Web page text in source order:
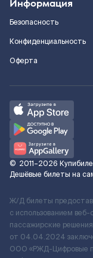
Информация
Безопасность
Конфиденциальность
Оферта
© 2011–2026
Дешёвые билеты на
Ж/Д билеты
с использованием
пассажирские
от 04.04.2024
ООО «РЖД-Цифровые